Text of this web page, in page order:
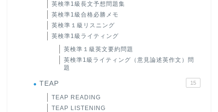
英検準1級長文予想問題集
英検準1級合格必勝メモ
英検準１級リスニング
英検準1級ライティング
英検準１級英文要約問題
英検準1級ライティング（意見論述英作文）問
題
TEAP 15
TEAP READING
TEAP LISTENING